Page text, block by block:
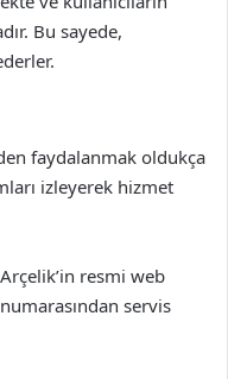
Bu sayede,
faydalanmak oldukça
izleyerek hizmet
resmi web
servis